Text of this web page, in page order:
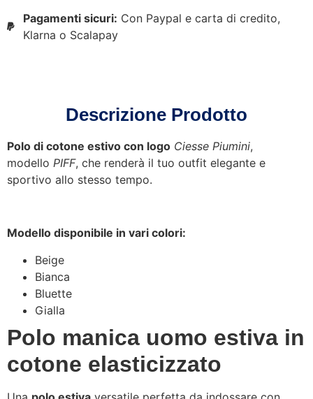
Pagamenti sicuri: Con Paypal e carta di credito,
Klarna o Scalapay
Descrizione Prodotto
Polo di cotone estivo con logo Ciesse Piumini,
modello PIFF, che renderà il tuo outfit elegante e
sportivo allo stesso tempo.
Modello disponibile in vari colori:
Beige
Bianca
Bluette
Gialla
Polo manica uomo estiva in
cotone elasticizzato